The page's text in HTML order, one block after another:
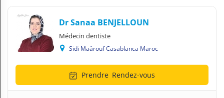
Dr Sanaa BENJELLOUN
Médecin dentiste
Sidi Maârouf Casablanca Maroc
Prendre Rendez-vous